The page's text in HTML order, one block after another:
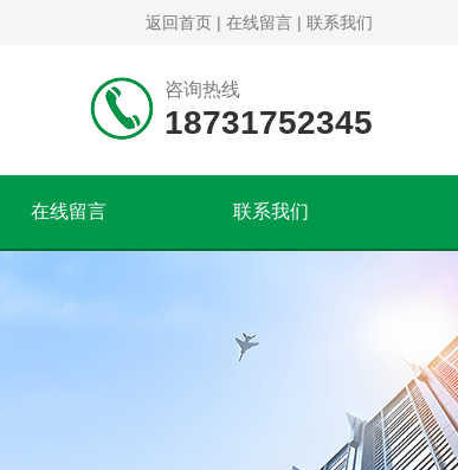
返回首页 | 在线留言 | 联系我们
咨询热线
18731752345
在线留言 联系我们